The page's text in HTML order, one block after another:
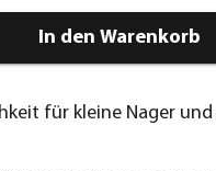
In den Warenkorb
für kleine Nager